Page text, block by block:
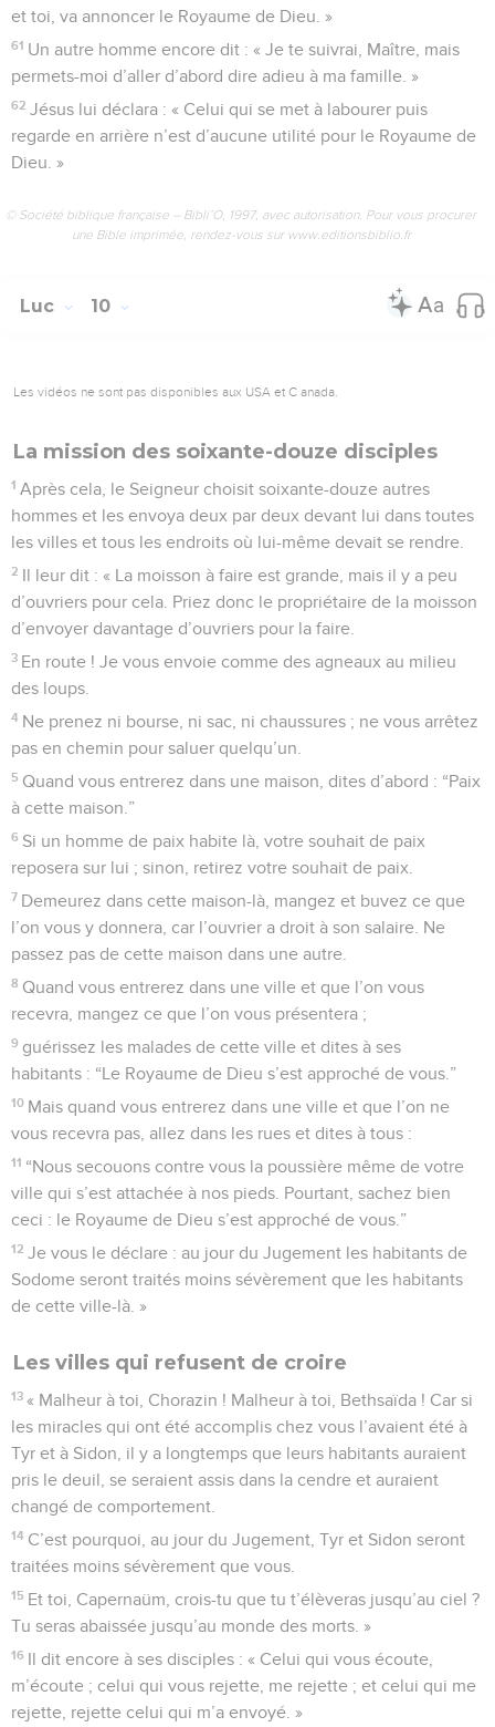
et toi, va annoncer le Royaume de Dieu. »
61 Un autre homme encore dit : « Je te suivrai, Maître, mais
permets-moi d’aller d’abord dire adieu à ma famille. »
62 Jésus lui déclara : « Celui qui se met à labourer puis
regarde en arrière n’est d’aucune utilité pour le Royaume de
Dieu. »
© Société biblique française – Bibli’O, 1997, avec autorisation. Pour vous procurer
une Bible imprimée, rendez-vous sur www.editionsbiblio.fr
Luc 10
Les vidéos ne sont pas disponibles aux USA et C anada.
La mission des soixante-douze disciples
1 Après cela, le Seigneur choisit soixante-douze autres
hommes et les envoya deux par deux devant lui dans toutes
les villes et tous les endroits où lui-même devait se rendre.
2 Il leur dit : « La moisson à faire est grande, mais il y a peu
d’ouvriers pour cela. Priez donc le propriétaire de la moisson
d’envoyer davantage d’ouvriers pour la faire.
3 En route ! Je vous envoie comme des agneaux au milieu
des loups.
4 Ne prenez ni bourse, ni sac, ni chaussures ; ne vous arrêtez
pas en chemin pour saluer quelqu’un.
5 Quand vous entrerez dans une maison, dites d’abord : “Paix
à cette maison.”
6 Si un homme de paix habite là, votre souhait de paix
reposera sur lui ; sinon, retirez votre souhait de paix.
7 Demeurez dans cette maison-là, mangez et buvez ce que
l’on vous y donnera, car l’ouvrier a droit à son salaire. Ne
passez pas de cette maison dans une autre.
8 Quand vous entrerez dans une ville et que l’on vous
recevra, mangez ce que l’on vous présentera ;
9 guérissez les malades de cette ville et dites à ses
habitants : “Le Royaume de Dieu s’est approché de vous.”
10 Mais quand vous entrerez dans une ville et que l’on ne
vous recevra pas, allez dans les rues et dites à tous :
11 “Nous secouons contre vous la poussière même de votre
ville qui s’est attachée à nos pieds. Pourtant, sachez bien
ceci : le Royaume de Dieu s’est approché de vous.”
12 Je vous le déclare : au jour du Jugement les habitants de
Sodome seront traités moins sévèrement que les habitants
de cette ville-là. »
Les villes qui refusent de croire
13 « Malheur à toi, Chorazin ! Malheur à toi, Bethsaïda ! Car si
les miracles qui ont été accomplis chez vous l’avaient été à
Tyr et à Sidon, il y a longtemps que leurs habitants auraient
pris le deuil, se seraient assis dans la cendre et auraient
changé de comportement.
14 C’est pourquoi, au jour du Jugement, Tyr et Sidon seront
traitées moins sévèrement que vous.
15 Et toi, Capernaüm, crois-tu que tu t’élèveras jusqu’au ciel ?
Tu seras abaissée jusqu’au monde des morts. »
16 Il dit encore à ses disciples : « Celui qui vous écoute,
m’écoute ; celui qui vous rejette, me rejette ; et celui qui me
rejette, rejette celui qui m’a envoyé. »